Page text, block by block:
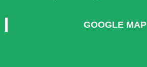
GOOGLE MAP